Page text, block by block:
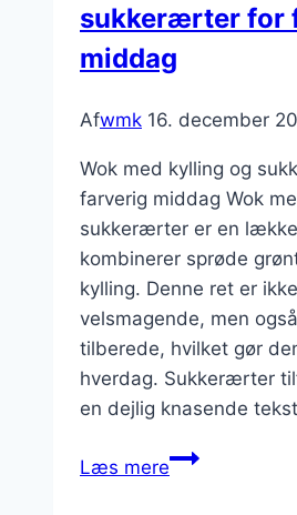
smage
sukkerærter for
middag
Afwmk 16. december
Wok med kylling og
farverig middag Wok
sukkerærter er en
kombinerer sprøde
kylling. Denne ret er
velsmagende, men
tilberede, hvilket gør
hverdag. Sukkerærter
en dejlig knasende
Læs mereWok